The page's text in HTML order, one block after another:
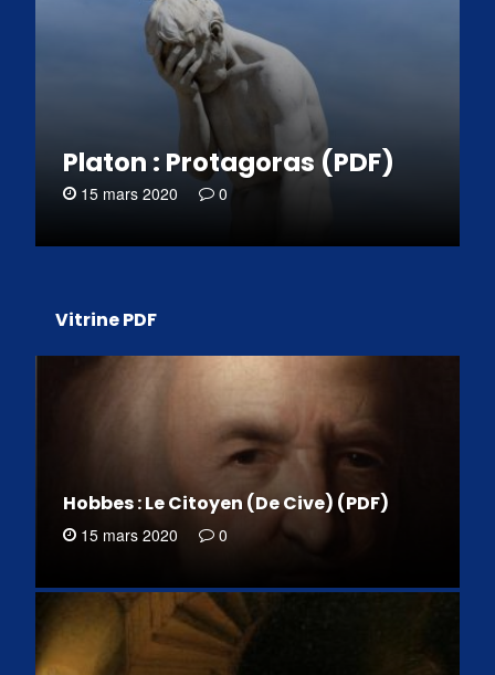
Platon : Protagoras (PDF)
15 mars 2020 0
Vitrine PDF
Hobbes : Le Citoyen (De Cive) (PDF)
15 mars 2020 0